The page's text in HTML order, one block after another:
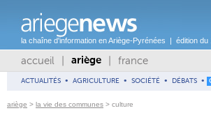
la chaîne d'information en Ariège-Pyrénées | édition du
accueil ariège france
ACTUALITÉS • AGRICULTURE • SOCIÉTÉ • DÉBATS •
ariège > la vie des communes > culture